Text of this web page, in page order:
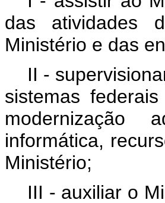
das atividades
Ministério e das
II -
sistemas
modernização
informática,
Ministério;
III - auxiliar o